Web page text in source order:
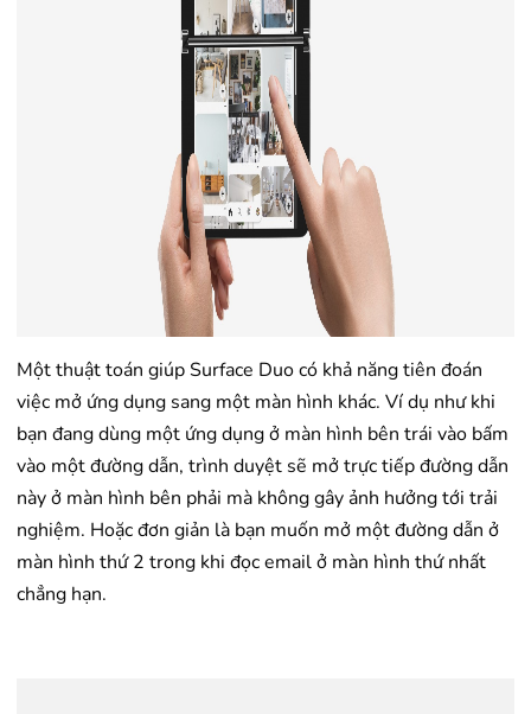
Một thuật toán giúp Surface Duo có khả năng tiên đoán
việc mở ứng dụng sang một màn hình khác. Ví dụ như khi
bạn đang dùng một ứng dụng ở màn hình bên trái vào bấm
vào một đường dẫn, trình duyệt sẽ mở trực tiếp đường dẫn
này ở màn hình bên phải mà không gây ảnh hưởng tới trải
nghiệm. Hoặc đơn giản là bạn muốn mở một đường dẫn ở
màn hình thứ 2 trong khi đọc email ở màn hình thứ nhất
chẳng hạn.